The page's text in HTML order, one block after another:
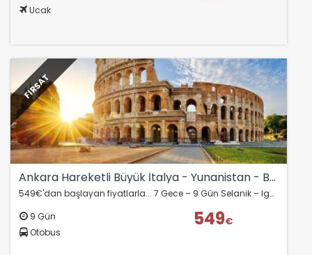
ÇEREZ KULLANIM AYARLARINIZ
Çerez tercihlerinizibelirleyin.
kullanım
inceleyebilirsiniz.
Ucak
FIRSAT
Ankara Hareketli Büyük İtalya - Yunanistan - Balkan Turu
549€'dan başlayan fiyatlarla... 7 Gece – 9 Gün Selanik – Igoumenitsa – Napoli – Pompei – Roma - Floransa – Pisa – Siena - Venedik – Milano – Verona –Ljublijana-…
9 Gün
Otobus
549€